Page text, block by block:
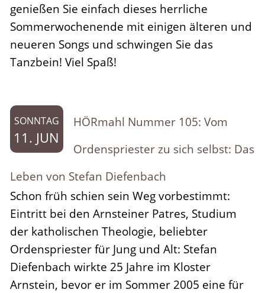
genießen Sie einfach dieses herrliche
Sommerwochenende mit einigen älteren und
neueren Songs und schwingen Sie das
Tanzbein! Viel Spaß!
SONNTAG
11. JUN
HÖRmahl Nummer 105: Vom
Ordenspriester zu sich selbst: Das
Leben von Stefan Diefenbach
Schon früh schien sein Weg vorbestimmt:
Eintritt bei den Arnsteiner Patres, Studium
der katholischen Theologie, beliebter
Ordenspriester für Jung und Alt: Stefan
Diefenbach wirkte 25 Jahre im Kloster
Arnstein, bevor er im Sommer 2005 eine für